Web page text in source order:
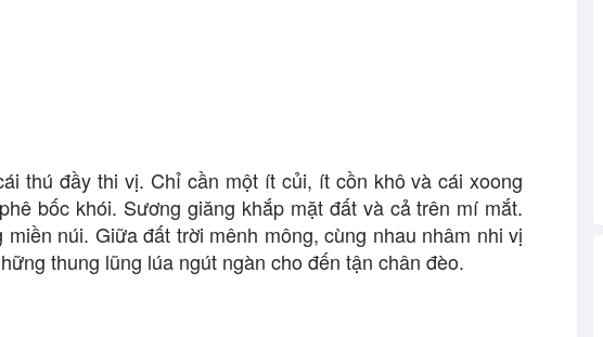
thú đầy thi vị. Chỉ cần một ít củi, ít cồn khô và cái xoong
bốc khói. Sương giăng khắp mặt đất và cả trên mí mắt.
núi. Giữa đất trời mênh mông, cùng nhau nhâm nhi vị
thung lũng lúa ngút ngàn cho đến tận chân đèo.